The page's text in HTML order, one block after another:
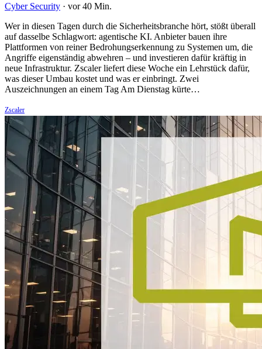
Cyber Security · vor 40 Min.
Wer in diesen Tagen durch die Sicherheitsbranche hört, stößt überall
auf dasselbe Schlagwort: agentische KI. Anbieter bauen ihre
Plattformen von reiner Bedrohungserkennung zu Systemen um, die
Angriffe eigenständig abwehren – und investieren dafür kräftig in
neue Infrastruktur. Zscaler liefert diese Woche ein Lehrstück dafür,
was dieser Umbau kostet und was er einbringt. Zwei
Auszeichnungen an einem Tag Am Dienstag kürte…
Zscaler